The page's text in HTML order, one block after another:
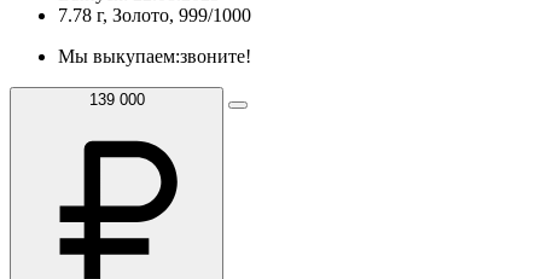
7.78 г, Золото, 999/1000
Мы выкупаем:звоните!
139 000